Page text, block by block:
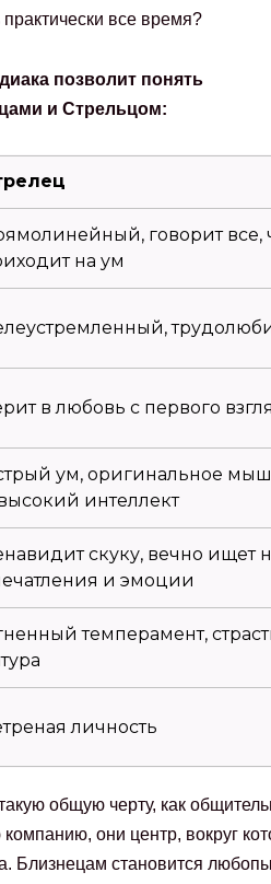
все время?
позволит понять
и Стрельцом:
говорит все,
на ум
в любовь с первого
ум, оригинальное
интеллект
скуку, вечно ищет
и эмоции
темперамент,
личность
общую черту, как
они центр, вокруг
Близнецам становится